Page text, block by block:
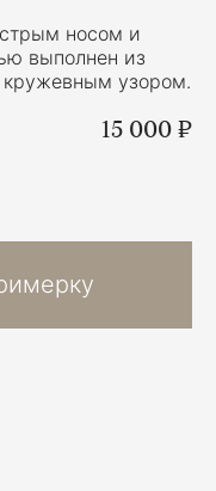
носом и
выполнен из
кружевным узором.
15 000 ₽